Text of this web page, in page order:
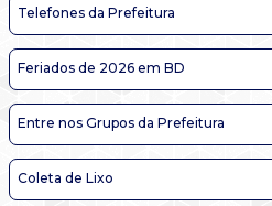
Telefones da Prefeitura
Feriados de 2026 em BD
Entre nos Grupos da Prefeitura
Coleta de Lixo